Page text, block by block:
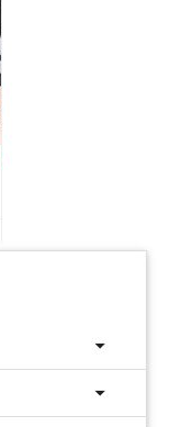
arrow_drop_down
arrow_drop_down